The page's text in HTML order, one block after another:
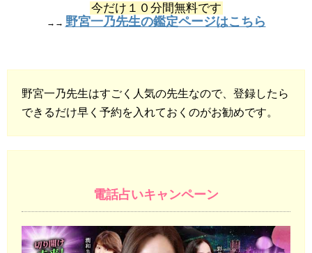
今だけ１０分間無料です
→→ 野宮一乃先生の鑑定ページはこちら
野宮一乃先生はすごく人気の先生なので、登録したら
できるだけ早く予約を入れておくのがお勧めです。
電話占いキャンペーン